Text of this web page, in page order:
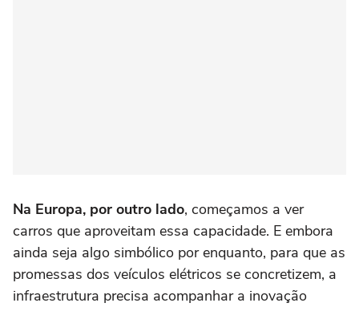
Na Europa, por outro lado, começamos a ver
carros que aproveitam essa capacidade. E embora
ainda seja algo simbólico por enquanto, para que as
promessas dos veículos elétricos se concretizem, a
infraestrutura precisa acompanhar a inovação